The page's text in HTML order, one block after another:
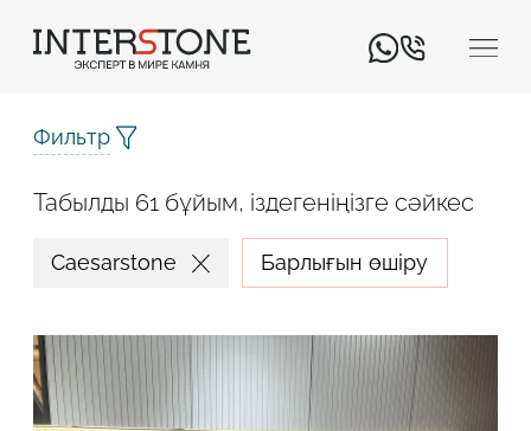
Фильтр
Табылды 61 бұйым, іздегеніңізге сәйкес
Caesarstone Барлығын өшіру
Қызмет салаңыз
Өңдеуші Дизайнер